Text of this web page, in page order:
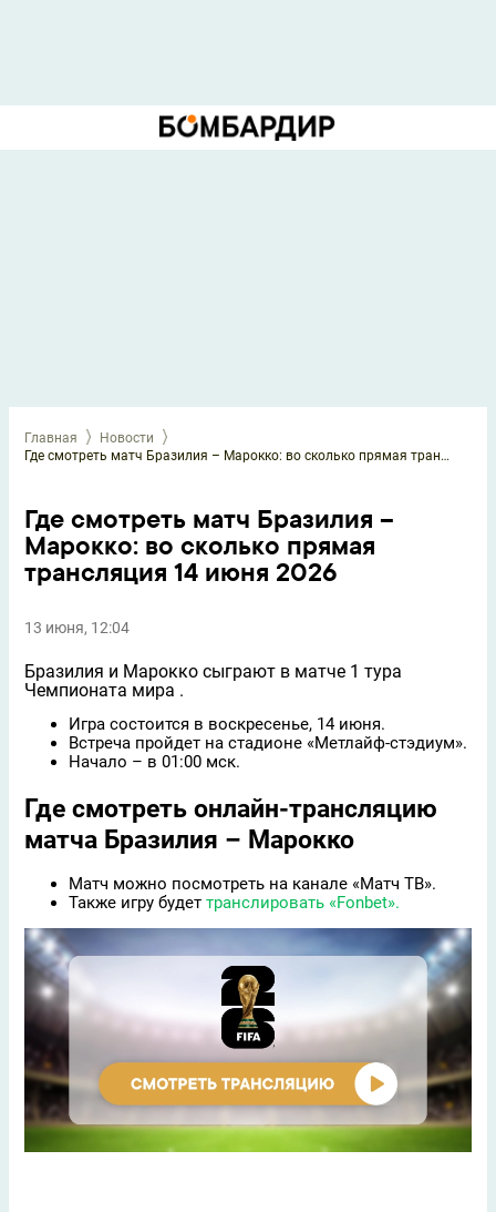
Главная
Новости
Где смотреть матч Бразилия – Марокко: во сколько прямая трансляция 14 июня 2026
Где смотреть матч Бразилия –
Марокко: во сколько прямая
трансляция 14 июня 2026
13 июня, 12:04
Бразилия и Марокко сыграют в матче 1 тура
Чемпионата мира .​
Игра состоится в воскресенье, 14 июня.​
Встреча пройдет на стадионе «Метлайф-стэдиум».​
Начало – в 01:00 мск.​
Где смотреть онлайн-трансляцию
матча Бразилия – Марокко
Матч можно посмотреть на канале «Матч ТВ».​
Также игру будет транслировать «Fonbet».